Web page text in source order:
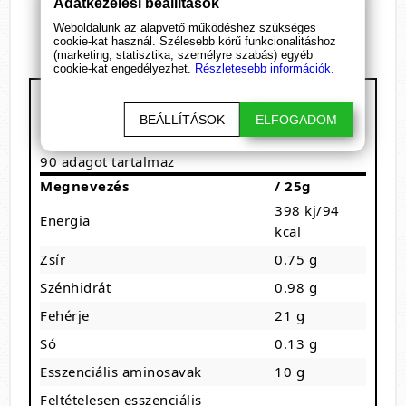
Aszpartám és tartósítószer mentes
Számos ízváltozatban elérhető
BioTech USA - Iso Whey Zero
Kiszerelés: 25, 500, 908 és 2270 g
1 adag: 25 g
90 adagot tartalmaz
Megnevezés
/ 25g
Energia
398 kj/94
kcal
Zsír
0.75 g
Szénhidrát
0.98 g
Fehérje
21 g
Só
0.13 g
Esszenciális aminosavak
10 g
Feltételesen esszenciális
Weboldalunk az alapvető működéshez szükséges
cookie-kat használ. Szélesebb körű funkcionalitáshoz
(marketing, statisztika, személyre szabás) egyéb
cookie-kat engedélyezhet. Részletesebb információk.
BEÁLLÍTÁSOK ELFOGADOM